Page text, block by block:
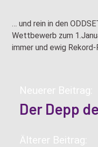
… und rein in den
Wettbewerb zum
immer und ewig
Neuerer Beitrag:
Der Depp
Älterer Beitrag: